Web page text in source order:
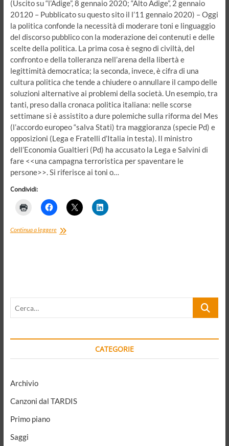
(Uscito su “l’Adige”, 8 gennaio 2020; “Alto Adige”, 2 gennaio
20120 – Pubblicato su questo sito il l’11 gennaio 2020) – Oggi
la politica confonde la necessità di moderare toni e linguaggio
del discorso pubblico con la moderazione dei contenuti e delle
scelte della politica. La prima cosa è segno di civiltà, del
confronto e della tolleranza nell’arena della libertà e
legittimità democratica; la seconda, invece, è cifra di una
cultura politica che tende a chiudere o annullare il campo delle
soluzioni alternative ai problemi della società. Un esempio, tra
tanti, preso dalla cronaca politica italiana: nelle scorse
settimane si è assistito a dure polemiche sulla riforma del Mes
(l’accordo europeo “salva Stati) tra maggioranza (specie Pd) e
opposizioni (Lega e Fratelli d’Italia in testa). Il ministro
dell’Economia Gualtieri (Pd) ha accusato la Lega e Salvini di
fare <<una campagna terroristica per spaventare le
persone>>. Si riferisce ai toni o…
Condividi:
Continua a leggereModerazione
Cerca…
CATEGORIE
Archivio
Canzoni dal TARDIS
Primo piano
Saggi